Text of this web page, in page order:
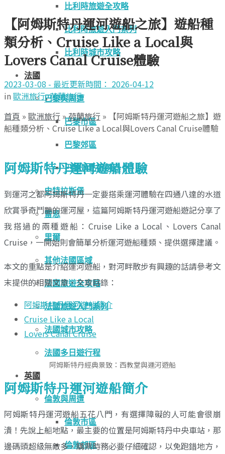
比利時旅遊全攻略
比利時旅遊入門系列
比利時城市攻略
法國
巴黎與周遭
巴黎市區
巴黎郊區
巴黎景點篩選器
史特拉斯堡
雷恩
里爾
其他法國區域
法國旅遊全攻略
法國旅遊入門系列
法國城市攻略
法國多日遊行程
英國
倫敦與周遭
倫敦市區
倫敦郊區
【阿姆斯特丹運河遊船之旅】遊船種
類分析、Cruise Like a Local與
Lovers Canal Cruise體驗
2023-03-08 - 最近更新時間： 2026-04-12
in 歐洲旅行,荷蘭旅行
首頁 » 歐洲旅行 »荷蘭旅行 »
【阿姆斯特丹運河遊船之旅】遊
船種類分析、Cruise Like a Local與Lovers Canal Cruise體驗
阿姆斯特丹運河遊船體驗
到運河之都阿姆斯特丹一定要搭乘運河體驗在四通八達的水道
欣賞爭奇鬥艷的運河屋，這篇阿姆斯特丹運河遊船遊記分享了
我搭過的兩種遊船：Cruise Like a Local、Lovers Canal
Cruise，一開始則會簡單分析運河遊船種類、提供選擇建議。
本文的重點是介紹運河遊船，對河畔散步有興趣的話請參考文
末提供的相關文章，文章目錄：
阿姆斯特丹運河遊船簡介
Cruise Like a Local
Lovers Canal Cruise
阿姆斯特丹經典景致：西教堂與運河遊船
阿姆斯特丹運河遊船簡介
阿姆斯特丹運河遊船五花八門，有選擇障礙的人可能會很崩
潰！先說上船地點，最主要的位置是阿姆斯特丹中央車站，那
邊碼頭超級無敵多，購票時務必要仔細確認，以免跑錯地方，